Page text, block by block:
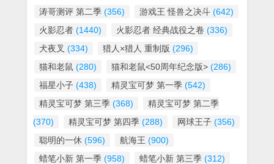
涛哥测评 第二季 (356) 游戏王 怪兽之决斗 (642)
火影忍者 (1440) 火影忍者 经典战役之卷 (336)
犬夜叉 (334) 猎人×猎人 重制版 (296)
猫和老鼠 (280) 猫和老鼠<50周年纪念版> (286)
福星小子 (438) 精灵宝可梦 第一季 (542)
精灵宝可梦 第三季 (368)
精灵宝可梦 第二季
(370)
精灵宝可梦 第四季 (288) 网球王子 (356)
聪明的一休 (596) 航海王 (900)
蜡笔小新 第一季 (958) 蜡笔小新 第三季 (312)